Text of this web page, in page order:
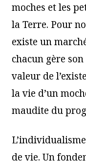
moches et les
la Terre. Pour
existe un
chacun gère
valeur de
la vie d’un
maudite du
de vie. Un